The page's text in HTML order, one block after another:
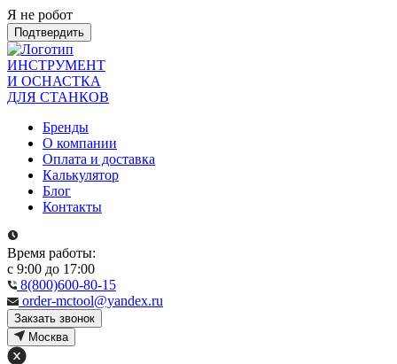
Я не робот
Подтвердить
ИНСТРУМЕНТ
И ОСНАСТКА
ДЛЯ СТАНКОВ
Бренды
О компании
Оплата и доставка
Калькулятор
Блог
Контакты
Время работы:
с 9:00 до 17:00
8(800)600-80-15
order-mctool@yandex.ru
Закзать звонок
Москва